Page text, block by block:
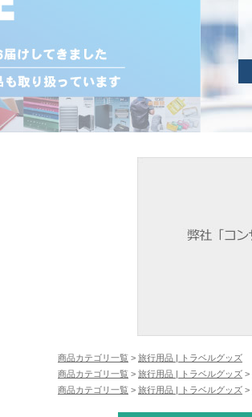
商品カテゴリ一覧 > 旅行用品 | トラベルグッズ
商品カテゴリ一覧 > 旅行用品 | トラベルグッズ >
商品カテゴリ一覧 > 旅行用品 | トラベルグッズ >